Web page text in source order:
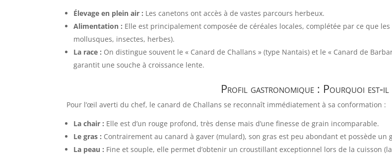
Élevage en plein air : Les canetons ont accès à de vastes parcours herbeux.
Alimentation : Elle est principalement composée de céréales locales, complétée par ce que
mollusques, insectes, herbes).
La race : On distingue souvent le « Canard de Challans » (type Nantais) et le « Canard de
garantit une souche à croissance lente.
Profil gastronomique : Pourquoi est-il
Pour l’œil averti du chef, le canard de Challans se reconnaît immédiatement à sa conformation :
La chair : Elle est d’un rouge profond, très dense mais d’une finesse de grain incomparable.
Le gras : Contrairement au canard à gaver (mulard), son gras est peu abondant et possède un
La peau : Fine et souple, elle permet d’obtenir un croustillant exceptionnel lors de la cuisson